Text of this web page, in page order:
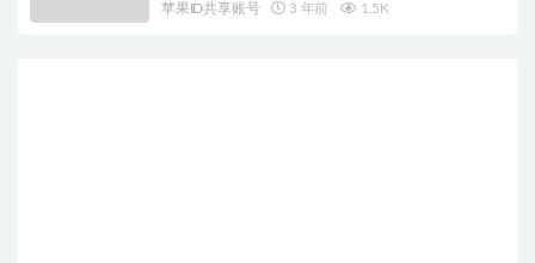
苹果ID共享账号 3 年前 1.5K